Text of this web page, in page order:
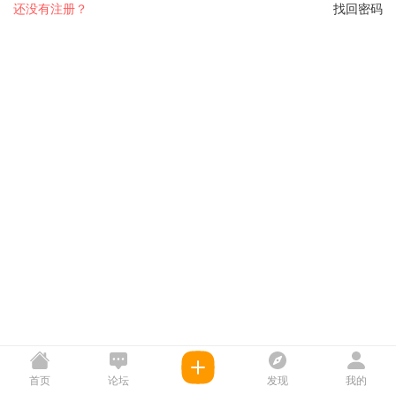
找回密码
还没有注册？
首页 论坛 发现 我的